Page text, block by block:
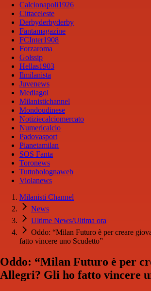
Calcionapoli1926
Cittaceleste
Derbyderbyderby
Fantamagazine
FCInter1908
Forzaroma
Golssip
Hellas1903
Ilmilanista
Juvenews
Mediagol
Milanistichannel
Mondoudinese
Notiziecalciomercato
Numericalcio
Padovasport
Pianetamilan
SOS Fanta
Toronews
Tuttobolognaweb
Violanews
Milanisti Channel
News
Ultime News/Ultima ora
Oddo: “Milan Futuro è per creare
fatto vincere uno Scudetto”
Oddo: “Milan Futuro è per
Allegri? Gli ho fatto vincere